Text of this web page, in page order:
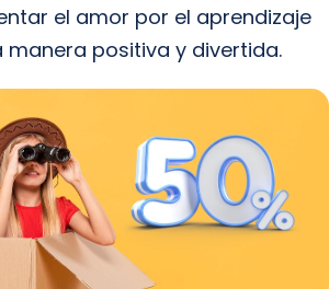
el amor por el aprendizaje
manera positiva y divertida.